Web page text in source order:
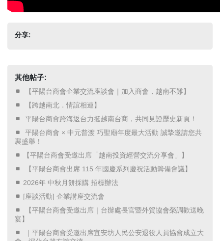
分享:
其他帖子:
​ 【平陽台商會企業交流座談會｜加入商會，越南不難】 ​
​ 【跨越南北．情誼相連】 ​
​ 平陽台商會跨海返台力挺越南台商，共同見證歷史新頁！ ​
​ 平陽台商會 × 中元普渡 巧聖廟年度最大活動 誠摯邀請您共
襄盛舉！ ​
【平陽台商會受邀出席「越南投資經營交流分享會」】
​ 【平陽台商會出席 115 年國慶系列慶祝活動籌備會議】 ​
2026年 中秋月餅採購 招標辦法
[座談活動] 企業講座交流會
​ 【平陽台商會受邀出席｜台辦處長官暨外貿協會榮調歡送晚
宴】 ​
​ ｜平陽台商會受邀出席宜安坊人民公安退役人員協會成立大